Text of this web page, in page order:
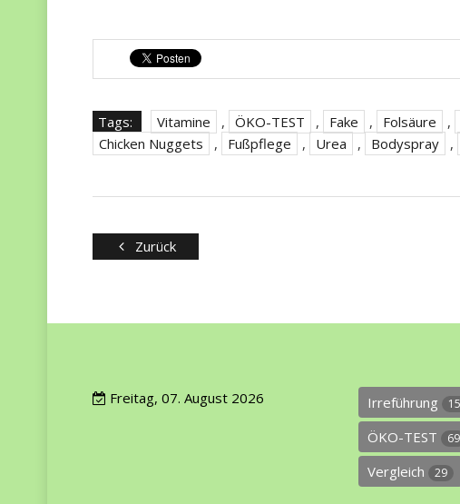
Tags: Vitamine , ÖKO-TEST , Fake , Folsäure ,
Chicken Nuggets
, Fußpflege , Urea , Bodyspray ,
Zurück
Freitag, 07. August 2026 Irreführung
ÖKO-TEST 69
Vergleich 29